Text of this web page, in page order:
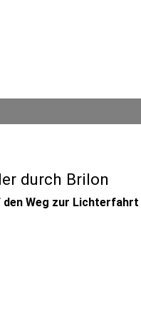
durch Brilon
Weg zur